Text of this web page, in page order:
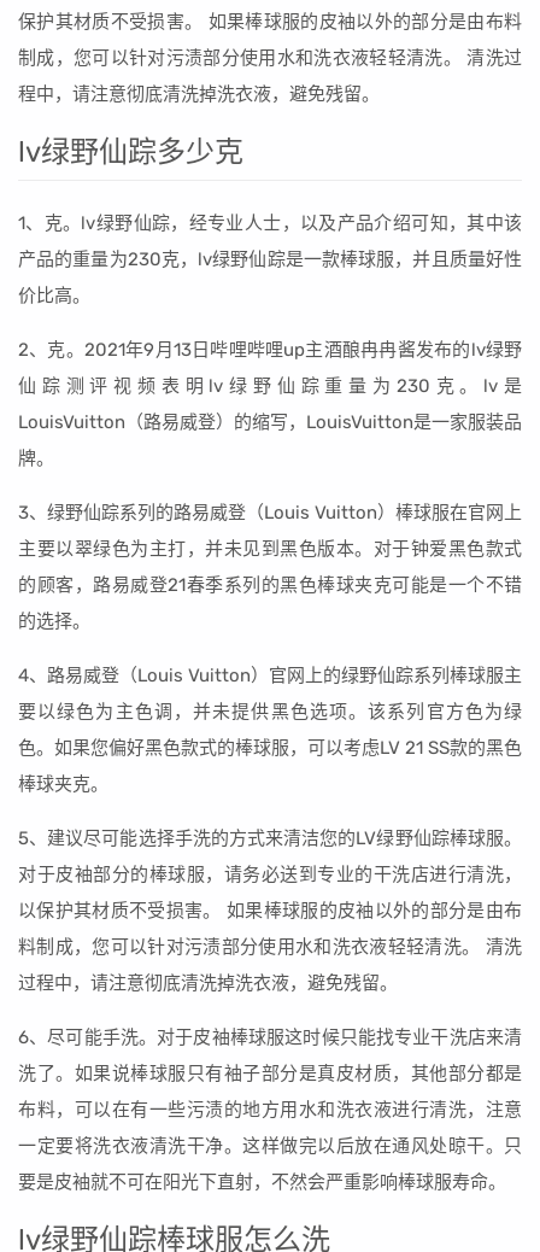
保护其材质不受损害。 如果棒球服的皮袖以外的部分是由布料
制成，您可以针对污渍部分使用水和洗衣液轻轻清洗。 清洗过
程中，请注意彻底清洗掉洗衣液，避免残留。
lv绿野仙踪多少克
1、克。lv绿野仙踪，经专业人士，以及产品介绍可知，其中该
产品的重量为230克，lv绿野仙踪是一款棒球服，并且质量好性
价比高。
2、克。2021年9月13日哔哩哔哩up主酒酿冉冉酱发布的lv绿野
仙踪测评视频表明lv绿野仙踪重量为230克。lv是
LouisVuitton（路易威登）的缩写，LouisVuitton是一家服装品
牌。
3、绿野仙踪系列的路易威登（Louis Vuitton）棒球服在官网上
主要以翠绿色为主打，并未见到黑色版本。对于钟爱黑色款式
的顾客，路易威登21春季系列的黑色棒球夹克可能是一个不错
的选择。
4、路易威登（Louis Vuitton）官网上的绿野仙踪系列棒球服主
要以绿色为主色调，并未提供黑色选项。该系列官方色为绿
色。如果您偏好黑色款式的棒球服，可以考虑LV 21 SS款的黑色
棒球夹克。
5、建议尽可能选择手洗的方式来清洁您的LV绿野仙踪棒球服。
对于皮袖部分的棒球服，请务必送到专业的干洗店进行清洗，
以保护其材质不受损害。 如果棒球服的皮袖以外的部分是由布
料制成，您可以针对污渍部分使用水和洗衣液轻轻清洗。 清洗
过程中，请注意彻底清洗掉洗衣液，避免残留。
6、尽可能手洗。对于皮袖棒球服这时候只能找专业干洗店来清
洗了。如果说棒球服只有袖子部分是真皮材质，其他部分都是
布料，可以在有一些污渍的地方用水和洗衣液进行清洗，注意
一定要将洗衣液清洗干净。这样做完以后放在通风处晾干。只
要是皮袖就不可在阳光下直射，不然会严重影响棒球服寿命。
lv绿野仙踪棒球服怎么洗